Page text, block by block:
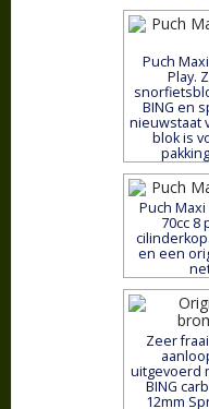
Puch
Play.
BING en
nieuwstaat
blok is
Puch
70cc 8
en een
Zeer
uitgevoerd
BING
12mm